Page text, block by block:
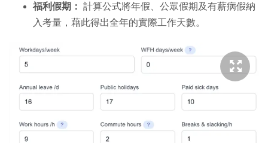
福利假期： 計算公式將年假、公眾假期及有薪病假納
入考量，藉此得出全年的實際工作天數。